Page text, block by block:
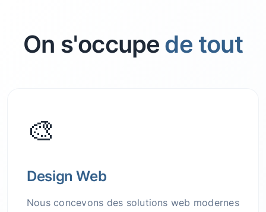
On s'occupe de tout
🎨
Design Web
Nous concevons des solutions web modernes